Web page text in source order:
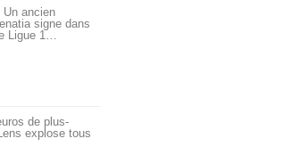
Un ancien
signe dans
Ligue 1…
de plus-
explose tous